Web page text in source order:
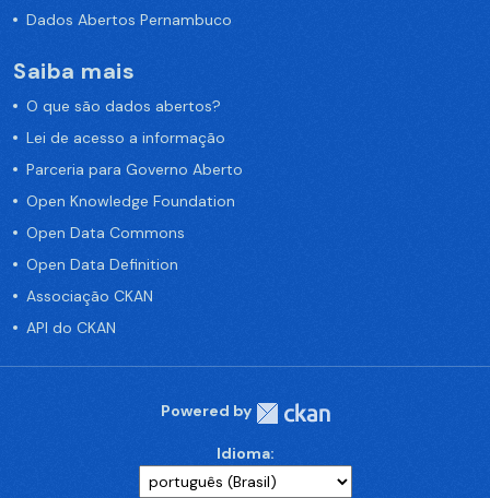
Dados Abertos Pernambuco
Saiba mais
O que são dados abertos?
Lei de acesso a informação
Parceria para Governo Aberto
Open Knowledge Foundation
Open Data Commons
Open Data Definition
Associação CKAN
API do CKAN
Powered by
Idioma